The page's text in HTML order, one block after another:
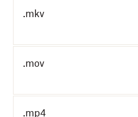
.mkv
.mov
.mp4